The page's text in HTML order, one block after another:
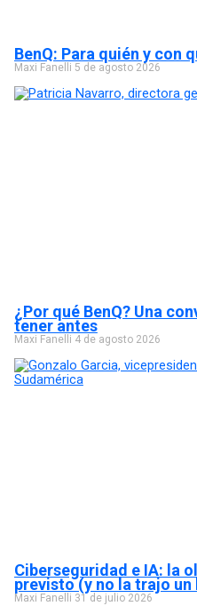
BenQ: Para quién y con
Maxi Fanelli 5 de agosto 2026
¿Por qué BenQ? Una
tener antes
Maxi Fanelli 4 de agosto 2026
Ciberseguridad e IA: la
previsto (y no la trajo un
Maxi Fanelli 31 de julio 2026